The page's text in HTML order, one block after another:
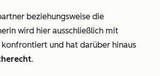
beziehungsweise die
wird hier ausschließlich mit
konfrontiert und hat darüber hinaus
.